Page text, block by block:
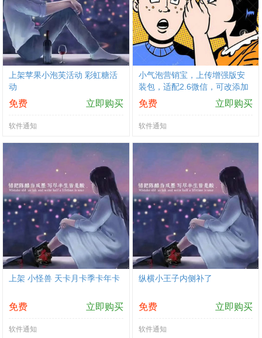
上架苹果小泡芙活动 彩虹糖活
动
免费 立即购买
软件通知
小气泡营销宝，上传增强版安
装包，适配2.6微信，可改添加
来源为扫一扫；稳定版本适配4.
1版本微信，不可修改添加来源
免费 立即购买
软件通知
上架 小怪兽 天卡月卡季卡年卡
免费 立即购买
软件通知
纵横小王子内侧补了
免费 立即购买
软件通知